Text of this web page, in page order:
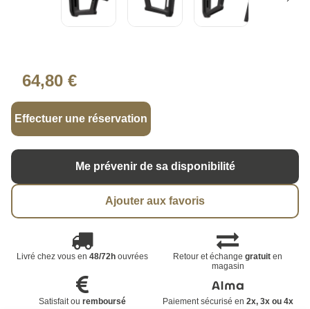
64,80 €
Effectuer une réservation
Me prévenir de sa disponibilité
Ajouter aux favoris
Livré chez vous en 48/72houvrées Retour et échangegratuit en
magasin
Satisfait ou remboursé Paiement sécurisé en 2x, 3x ou 4x